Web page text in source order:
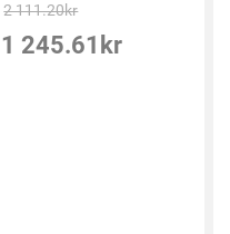
2 111.20kr
1 245.61 kr